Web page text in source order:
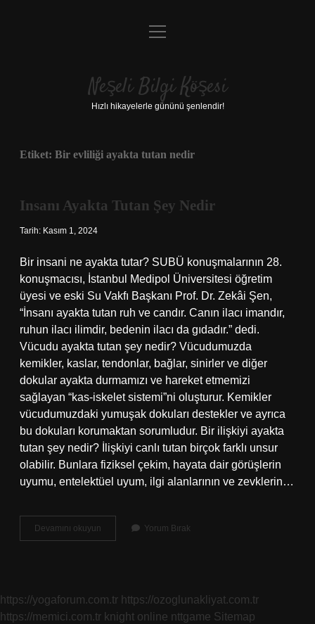
Anasayfa
Yasal Uyarı
menüyü
Neşeli Bilgi Köşesi
Hızlı hikayelerle gününü şenlendir!
Etiket: Bir evliliği ayakta tutan nedir
Insanı Ayakta Tutan Şey Nedir
Tarih: Kasım 1, 2024
Bir insani ne ayakta tutar? SUBÜ konuşmalarının 28.
konuşmacısı, İstanbul Medipol Üniversitesi öğretim
üyesi ve eski Su Vakfı Başkanı Prof. Dr. Zekâi Şen,
“İnsanı ayakta tutan ruh ve candır. Canın ilacı imandır,
ruhun ilacı ilimdir, bedenin ilacı da gıdadır.” dedi.
Vücudu ayakta tutan şey nedir? Vücudumuzda
kemikler, kaslar, tendonlar, bağlar, sinirler ve diğer
dokular ayakta durmamızı ve hareket etmemizi
sağlayan “kas-iskelet sistemi”ni oluşturur. Kemikler
vücudumuzdaki yumuşak dokuları destekler ve ayrıca
bu dokuları korumaktan sorumludur. Bir ilişkiyi ayakta
tutan şey nedir? İlişkiyi canlı tutan birçok farklı unsur
olabilir. Bunlara fiziksel çekim, hayata dair görüşlerin
uyumu, entelektüel uyum, ilgi alanlarının ve zevklerin…
Devamını okuyun
Ayakta
Yorum Bırak
https://yogaforum.com.tr https://ozoglunakliyat.com.tr
https://memici.com.tr knight online nttgame Sitemap